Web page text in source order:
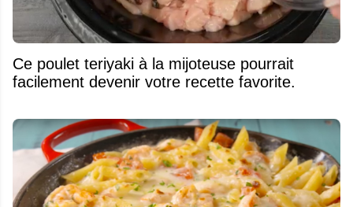
Ce poulet teriyaki à la mijoteuse pourrait
facilement devenir votre recette favorite.